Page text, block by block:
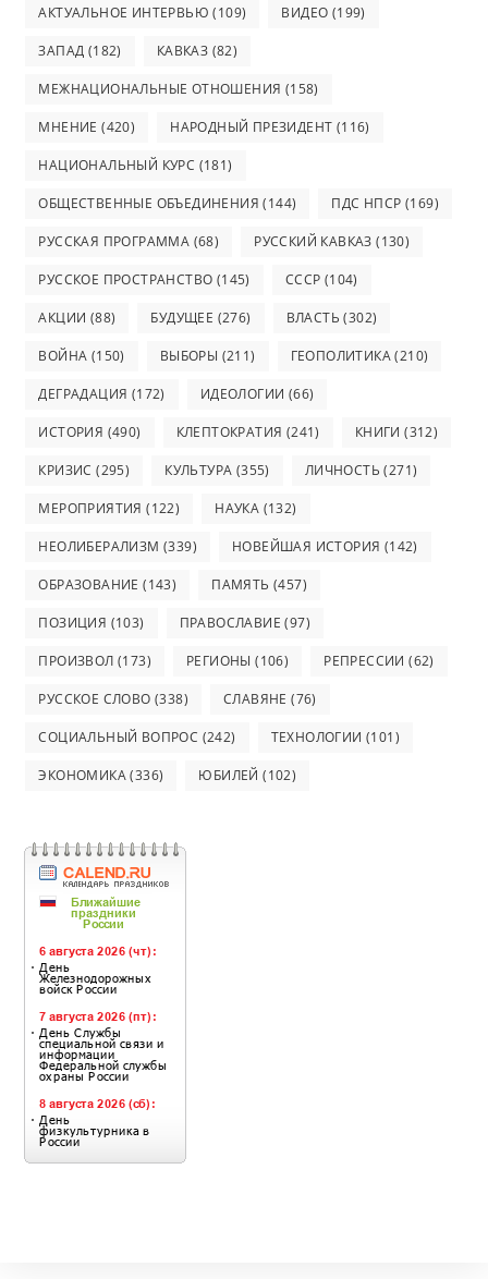
АКТУАЛЬНОЕ ИНТЕРВЬЮ (109) ВИДЕО (199)
ЗАПАД (182) КАВКАЗ (82)
МЕЖНАЦИОНАЛЬНЫЕ ОТНОШЕНИЯ (158)
МНЕНИЕ (420) НАРОДНЫЙ ПРЕЗИДЕНТ (116)
НАЦИОНАЛЬНЫЙ КУРС (181)
ОБЩЕСТВЕННЫЕ ОБЪЕДИНЕНИЯ (144) ПДС НПСР (169)
РУССКАЯ ПРОГРАММА (68) РУССКИЙ КАВКАЗ (130)
РУССКОЕ ПРОСТРАНСТВО (145) СССР (104)
АКЦИИ (88) БУДУЩЕЕ (276) ВЛАСТЬ (302)
ВОЙНА (150) ВЫБОРЫ (211) ГЕОПОЛИТИКА(210)
ДЕГРАДАЦИЯ (172) ИДЕОЛОГИИ (66)
ИСТОРИЯ (490) КЛЕПТОКРАТИЯ (241) КНИГИ (312)
КРИЗИС (295) КУЛЬТУРА (355) ЛИЧНОСТЬ (271)
МЕРОПРИЯТИЯ (122) НАУКА (132)
НЕОЛИБЕРАЛИЗМ (339) НОВЕЙШАЯ ИСТОРИЯ (142)
ОБРАЗОВАНИЕ (143) ПАМЯТЬ (457)
ПОЗИЦИЯ (103) ПРАВОСЛАВИЕ (97)
ПРОИЗВОЛ (173) РЕГИОНЫ (106) РЕПРЕССИИ (62)
РУССКОЕ СЛОВО (338) СЛАВЯНЕ (76)
СОЦИАЛЬНЫЙ ВОПРОС (242) ТЕХНОЛОГИИ (101)
ЭКОНОМИКА(336) ЮБИЛЕЙ (102)